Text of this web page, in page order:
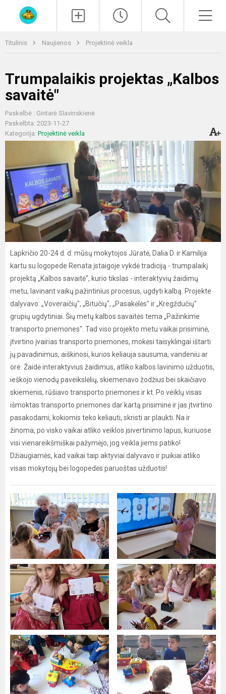
Titulinis Naujienos Projektinė veikla
Trumpalaikis projektas „Kalbos
savaitė"
Paskelbė : Gintarė Slavinskienė
Paskelbta: 2023-11-27
Kategorija: Projektinė veikla
Lapkričio 20-24 d. d. mūsų mokytojos Jūratė, Dalia D. ir Kamilija
kartu su logopede Renata įstaigoje vykdė tradiciją - trumpalaikį
projektą „Kalbos savaitė“, kurio tikslas - interaktyvių žaidimų
metu, lavinant vaikų pažintinius procesus, ugdyti kalbą. Projekte
dalyvavo: „Voveraičių", „Bitučių", „Pasakėlės" ir „Kregždučių"
grupių ugdytiniai. Šių metų kalbos savaitės tema „Pažinkime
transporto priemones". Tad viso projekto metu vaikai prisiminė,
įtvirtino įvairias transporto priemones, mokėsi taisyklingai ištarti
jų pavadinimus, aiškinosi, kurios keliauja sausuma, vandeniu ar
ore. Žaidė interaktyvius žaidimus, atliko kalbos lavinimo užduotis,
ieškojo vienodų paveikslėlių, skiemenavo žodžius bei skaičiavo
skiemenis, rūšiavo transporto priemones ir kt. Po veiklų visas
išmoktas transporto priemones dar kartą prisiminė ir jas įtvirtino
pasakodami, kokiomis teko keliauti, skristi ar plaukti. Na ir
žinoma, po visko vaikai atliko veiklos įsivertinimo lapus, kuriuose
visi vienareikšmiškai pažymėjo, jog veikla jiems patiko!
Džiaugiamės, kad vaikai taip aktyviai dalyvavo ir puikiai atliko
visas mokytojų bei logopedės paruoštas užduotis!